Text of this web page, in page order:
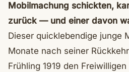
Mobilmachung schickten,
zurück — und einer davon
Dieser quicklebendige junge
Monate nach seiner
Frühling 1919 den